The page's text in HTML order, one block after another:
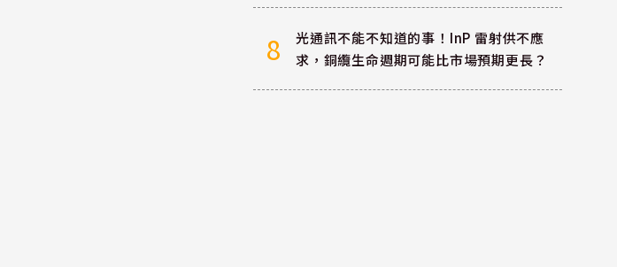
8
光通訊不能不知道的事！InP 雷射供不應
求，銅纜生命週期可能比市場預期更長？